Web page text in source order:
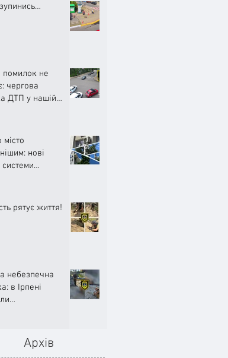
зупинись…
помилок не
чергова
ДТП у нашій
нові
рятує життя!
небезпечна
в Ірпені
Архів